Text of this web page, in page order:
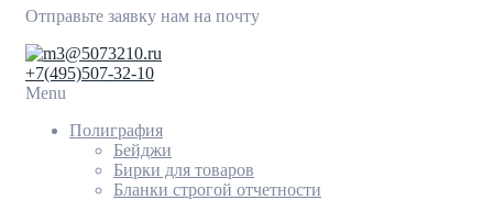
Отправьте заявку нам на почту
3@5073210.ru
+7(495)507-32-10
Menu
Полиграфия
Бейджи
Бирки для товаров
Бланки строгой отчетности